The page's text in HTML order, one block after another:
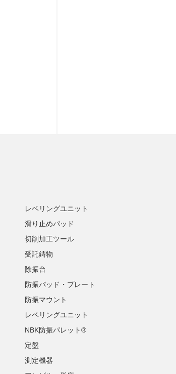
レベリングユニット
滑り止めパッド
切削加工ツール
受託鋳物
除振台
防振パッド・プレート
防振マウント
レベリングユニット
NBK防振パレット®
定盤
測定機器